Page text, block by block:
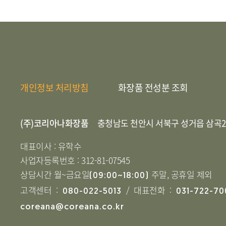
개인정보 처리방침 화장품 전성분 조회
(주)코리아나화장품
충청남도 천안시 서북구 성거읍 삼곡
대표이사 : 유학수
사업자등록번호 : 312-81-07545
상담시간 월~금요일 (09:00~18:00)
주말, 공휴일 제외
고객센터 :
080-022-5013 / 대표전화 :
031-722-
coreana@coreana.co.kr